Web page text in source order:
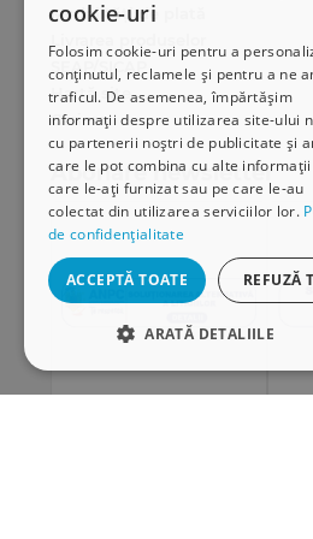
cookie-uri
Folosim cookie-uri pentru a
conținutul, reclamele și pentru a ne
traficul. De asemenea, împărtășim
informații despre utilizarea site-ului
cu partenerii noștri de publicitate și
care le pot combina cu alte informații
care le-ați furnizat sau pe care le-au
colectat din utilizarea serviciilor lor.
de confidențialitate
ACCEPTĂ TOATE REFUZĂ
ARATĂ DETALIILE
Modalități de plată
SEAP/SICAP
Hartă site
Cariere
Abonare newsletter